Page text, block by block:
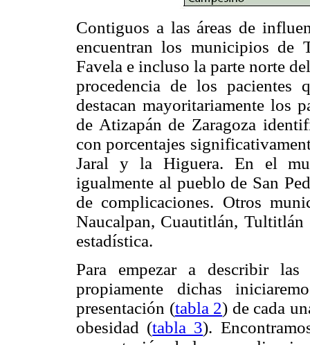
Contiguos a las áreas de
encuentran los municipios de
Favela e incluso la parte norte
procedencia de los pacientes
destacan mayoritariamente los
de Atizapán de Zaragoza
con porcentajes
Jaral y la Higuera. En el
igualmente al pueblo de San
de complicaciones. Otros
Naucalpan, Cuautitlán,
estadística.
Para empezar a describir las
propiamente dichas
presentación (tabla 2) de cada
obesidad (tabla 3).